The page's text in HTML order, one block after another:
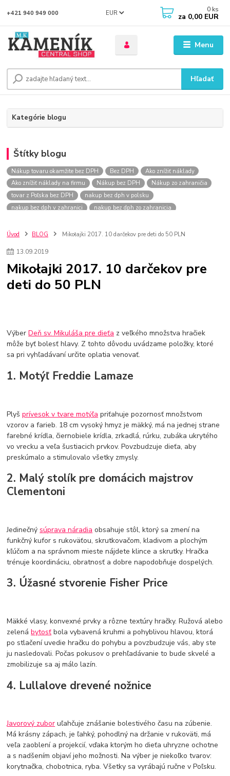
Menu
EUR
Hľadať
+421 940 949 000 0 ks
za 0,00 EUR
Kategórie blogu
Štítky blogu
Nákup tovaru okamžite bez DPH Bez DPH
Ako znížiť náklady
Ako znížiť náklady na firmu
Nákup bez DPH
Nákup zo zahraničia
tovar z Poľska bez DPH
nakup bez dph v polsku
nakup bez dph v zahranici
nakup bez dph zo zahranicia
szco nakup bez dph
Smart hodinky pre deti
Plyšový macovia
Lego Star Wars
Darčeky na Vianoce 2019
Vianočný darček pre dievča do 20€
L.O.L. Surprise zvieratká
L.O.L. Surprise hračky
L.O.L. Surprise domčeky
L.O.L. Surprise postavičky
L.O.L. Surprise zberateľské figúrky
L.O.L. OMG
Úvod BLOG Mikołajki 2017. 10 darčekov pre deti do 50 PLN
13.09.2019
Mikołajki 2017. 10 darčekov pre
deti do 50 PLN
VýberDeň sv. Mikuláša pre dieťa z veľkého množstva hračiek
môže byť bolesť hlavy. Z tohto dôvodu uvádzame položky, ktoré
sa pri vyhľadávaní určite oplatia venovať.
1. Motýľ Freddie Lamaze
Plyšprívesok v tvare motýľa priťahuje pozornosť množstvom
vzorov a farieb. 18 cm vysoký hmyz je mäkký, má na jednej strane
farebné krídla, čiernobiele krídla, zrkadlá, rúrku, zubáka ukrytého
vo vrecku a veľa šustiacich prvkov. Povzbudzuje dieťa, aby
preskúmalo a stimulovalo všetky zmysly.
2. Malý stolík pre domácich majstrov
Clementoni
Jedinečnýsúprava náradia obsahuje stôl, ktorý sa zmení na
funkčný kufor s rukoväťou, skrutkovačom, kladivom a plochým
kľúčom a na správnom mieste nájdete klince a skrutky. Hračka
trénuje koordináciu, obratnosť a dobre napodobňuje dospelých.
3. Úžasné stvorenie Fisher Price
Mäkké vlasy, konvexné prvky a rôzne textúry hračky. Ružová alebo
zelenábytosť bola vybavená kruhmi a pohyblivou hlavou, ktorá
po stlačení uvedie hračku do pohybu a povzbudzuje vás, aby ste
ju nasledovali. Počas pokusov o prehľadávanie to bude skvelé a
zmobilizuje sa aj málo lazín.
4. Lullalove drevené nožnice
Javorový zubor uľahčuje znášanie bolestivého času na zúbenie.
Má krásny zápach, je ľahký, pohodlný na držanie v rukoväti, má
veľa zaoblení a projekcií, vďaka ktorým ho dieťa uhryzne ochotne
a s nadšením objaví jeho možnosti. Na výber je niekoľko tvarov:
korytnačka, chobotnica, ryba. Všetky sa vyrábajú ručne v Poľsku.